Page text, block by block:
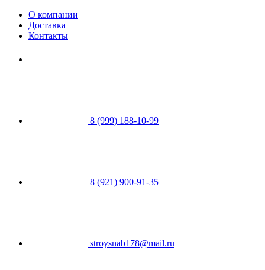
О компании
Доставка
Контакты
8 (999) 188-10-99
8 (921) 900-91-35
stroysnab178@mail.ru